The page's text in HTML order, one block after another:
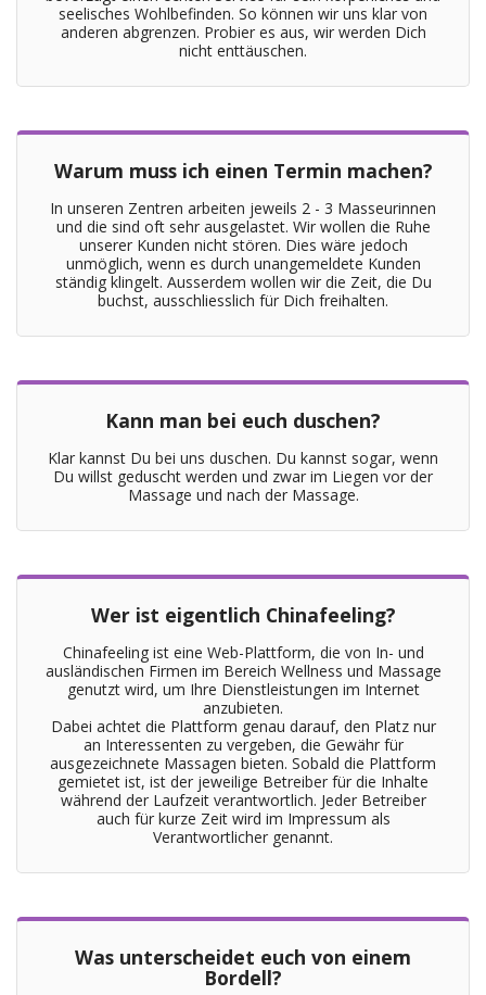
seelisches Wohlbefinden. So können wir uns klar von
anderen abgrenzen. Probier es aus, wir werden Dich
nicht enttäuschen.
Warum muss ich einen Termin machen?
In unseren Zentren arbeiten jeweils 2 - 3 Masseurinnen
und die sind oft sehr ausgelastet. Wir wollen die Ruhe
unserer Kunden nicht stören. Dies wäre jedoch
unmöglich, wenn es durch unangemeldete Kunden
ständig klingelt. Ausserdem wollen wir die Zeit, die Du
buchst, ausschliesslich für Dich freihalten.
Kann man bei euch duschen?
Klar kannst Du bei uns duschen. Du kannst sogar, wenn
Du willst geduscht werden und zwar im Liegen vor der
Massage und nach der Massage.
Wer ist eigentlich Chinafeeling?
Chinafeeling ist eine Web-Plattform, die von In- und
ausländischen Firmen im Bereich Wellness und Massage
genutzt wird, um Ihre Dienstleistungen im Internet
anzubieten.
Dabei achtet die Plattform genau darauf, den Platz nur
an Interessenten zu vergeben, die Gewähr für
ausgezeichnete Massagen bieten. Sobald die Plattform
gemietet ist, ist der jeweilige Betreiber für die Inhalte
während der Laufzeit verantwortlich. Jeder Betreiber
auch für kurze Zeit wird im Impressum als
Verantwortlicher genannt.
Was unterscheidet euch von einem
Bordell?